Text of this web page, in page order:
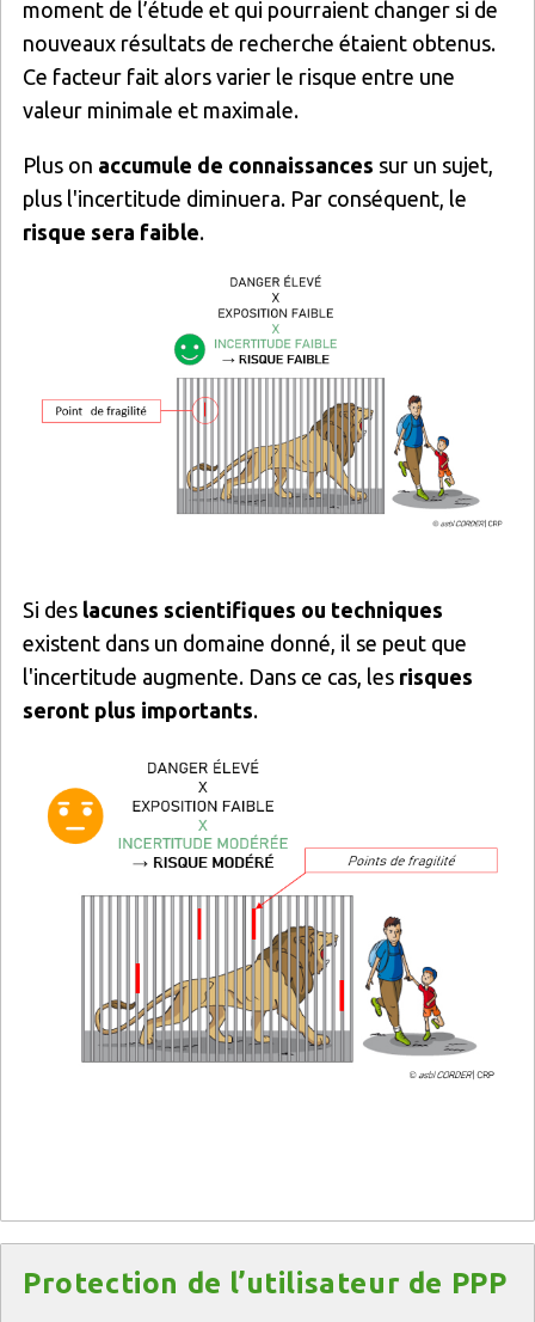
moment de l’étude et qui pourraient changer si de
nouveaux résultats de recherche étaient obtenus.
Ce facteur fait alors varier le risque entre une
valeur minimale et maximale.
Plus on accumule de connaissances sur un sujet,
plus l'incertitude diminuera. Par conséquent, le
risque sera faible.
Si des lacunes scientifiques ou techniques
existent dans un domaine donné, il se peut que
l'incertitude augmente. Dans ce cas, les risques
seront plus importants.
Protection de l’utilisateur de PPP